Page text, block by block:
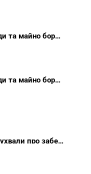
Декларація про доходи та майно боржника фізичної особи (бланк) + інструкція
Декларація про доходи та майно боржника юридичної особи (бланк) + інструкція
Заява про виконання ухвали про забезпечення позову (зразок, шаблон 2025 року)